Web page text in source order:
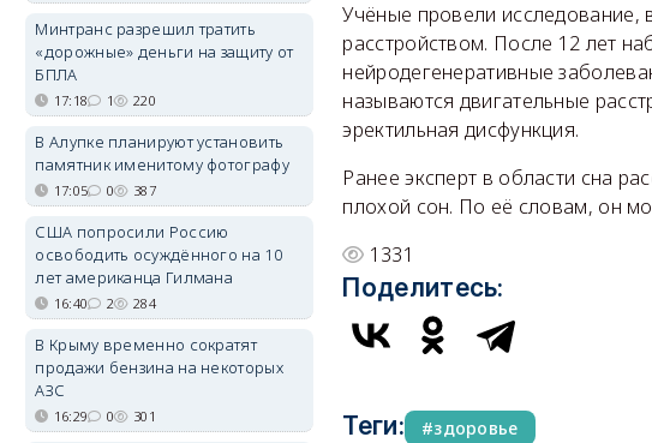
Учёные провели исследование,
расстройством. После 12 лет
нейродегенеративные
называются двигательные
эректильная дисфункция.
Ранее эксперт в области сна
плохой сон. По её словам, он
1331
Поделитесь:
Теги: здоровье
Минтранс разрешил тратить
«дорожные» деньги на защиту от
БПЛА
17:18 1 220
В Алупке планируют установить
памятник именитому фотографу
17:05 0 387
США попросили Россию
освободить осуждённого на 10
лет американца Гилмана
16:40 2 284
В Крыму временно сократят
продажи бензина на некоторых
АЗС
16:29 0 301